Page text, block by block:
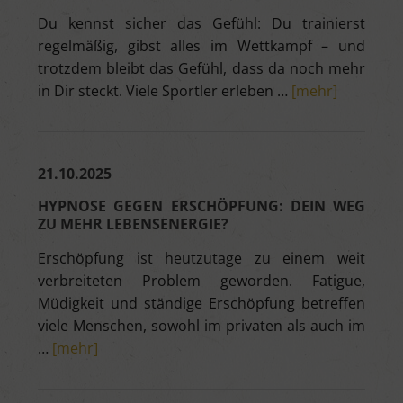
Du kennst sicher das Gefühl: Du trainierst
regelmäßig, gibst alles im Wettkampf – und
trotzdem bleibt das Gefühl, dass da noch mehr
in Dir steckt. Viele Sportler erleben … [mehr]
21.10.2025
HYPNOSE GEGEN ERSCHÖPFUNG: DEIN WEG
ZU MEHR LEBENSENERGIE?
Erschöpfung ist heutzutage zu einem weit
verbreiteten Problem geworden. Fatigue,
Müdigkeit und ständige Erschöpfung betreffen
viele Menschen, sowohl im privaten als auch im
… [mehr]